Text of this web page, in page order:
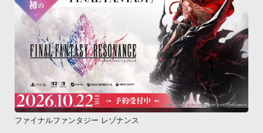
ファイナルファンタジー レゾナンス